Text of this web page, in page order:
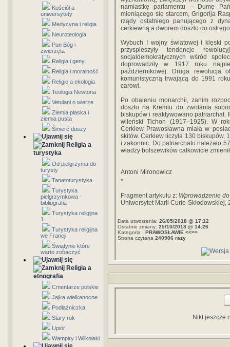
Kościół a
uniwersytety
Medycyna i religia
Neuroteologia
Pan Bóg i
zwierzęta
Religia i geny
Religia i moralność
Religie a ekologia
Teologia Newtona
Vetulani o wierze
Ziemia płaska i
ziemia pusta
Śmierć duszy
Religia a
turystyka
Od pielgrzyma do
turysty
Tanatoturystyka
Turystyka
pielgrzymkowa -
bibliografia
Turystyka religijna
1
Turystyka religijna
we Francji
Świątynie które
warto zobaczyć
Religia a
etnografia
Cmentarze polskie
Jajka wielkanocne
Podłaźniczka
Stary rok
Upiór!
Wampiry i Wilkołaki
namiastkę parlamentu – Dumę
mieniącego się starcem, Grigorija
rządy ostatniego panującego z
cerkiewną a dworem doszło do
Wybuch I wojny światowej i klęski
przyspieszyły tendencje
socjaldemokratycznych wśród
doprowadziły w 1917 roku
październikowej. Druga rewolucja
komunistyczną trwającą do 1991
carowi.
Po obaleniu monarchii, zanim
doszło na Kremlu do zwołania
biskupów i reaktywowano patriarchat.
wileński Tichon (1917–1925). W
Cerkiew Prawosławna miała w
skitów. Cerkiew liczyła 130 biskupów,
i zakonnic. Do patriarchatu należało
władzy bolszewików całkowicie
Antoni Mironowicz
*
Fragment artykułu z: Wprowadzenie
Uniwersytet Marii Curie-Skłodowskiej,
Data utworzenia: 26/05/2018 @ 17:12
Ostatnie zmiany: 25/10/2018 @ 14:26
Kategoria : PRAWOSŁAWIE <<==
Strona czytana 240906 razy
Nikt jeszcze